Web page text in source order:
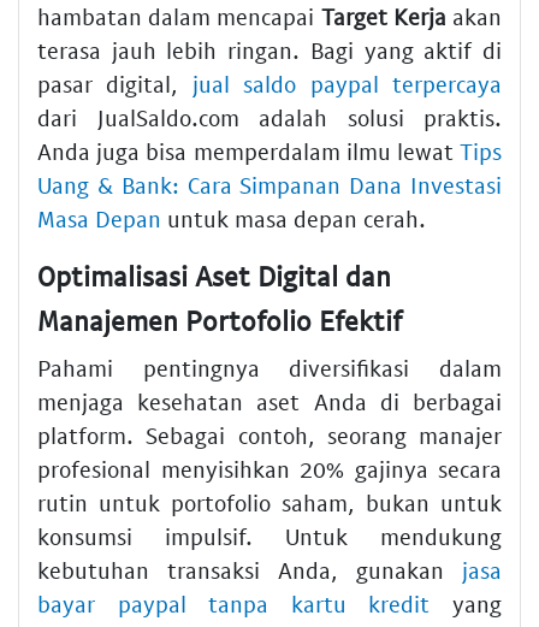
hambatan dalam mencapai Target Kerja akan
terasa jauh lebih ringan. Bagi yang aktif di
pasar digital, jual saldo paypal terpercaya
dari JualSaldo.com adalah solusi praktis.
Anda juga bisa memperdalam ilmu lewat Tips
Uang & Bank: Cara Simpanan Dana Investasi
Masa Depan untuk masa depan cerah.
Optimalisasi Aset Digital dan
Manajemen Portofolio Efektif
Pahami pentingnya diversifikasi dalam
menjaga kesehatan aset Anda di berbagai
platform. Sebagai contoh, seorang manajer
profesional menyisihkan 20% gajinya secara
rutin untuk portofolio saham, bukan untuk
konsumsi impulsif. Untuk mendukung
kebutuhan transaksi Anda, gunakan jasa
bayar paypal tanpa kartu kredit yang